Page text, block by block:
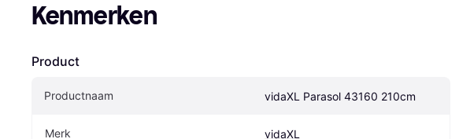
Kenmerken
Product
Productnaam vidaXL Parasol 43160 210cm
Merk vidaXL